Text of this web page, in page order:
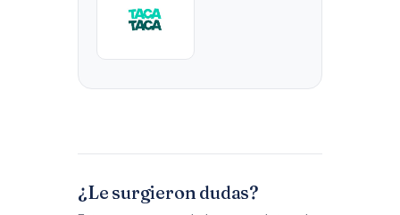
¿Le surgieron dudas?